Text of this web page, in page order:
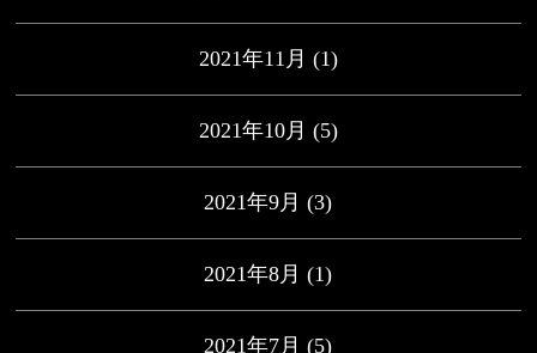
2021年11月 (1)
2021年10月 (5)
2021年9月 (3)
2021年8月 (1)
2021年7月 (5)